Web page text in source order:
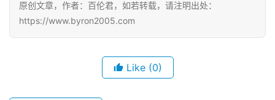
原创文章，作者：百伦君，如若转载，请注明出处：
https://www.byron2005.com
Like (0)